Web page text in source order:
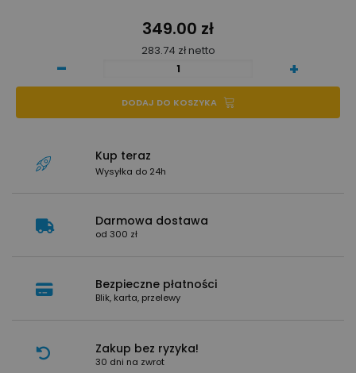
349.00 zł
283.74 zł netto
- +
DODAJ DO KOSZYKA
Kup teraz
Wysyłka do 24h
Darmowa dostawa
od 300 zł
Bezpieczne płatności
Blik, karta, przelewy
Zakup bez ryzyka!
30 dni na zwrot